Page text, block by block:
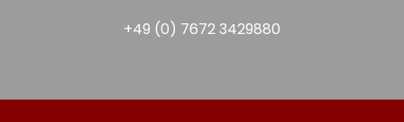
+49 (0) 7672 3429880